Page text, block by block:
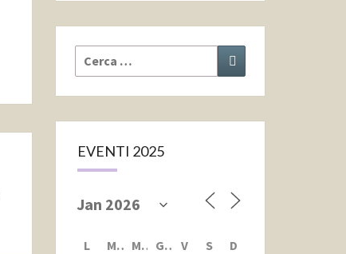
Cerca: Cerca
EVENTI 2025
L M M G V S D